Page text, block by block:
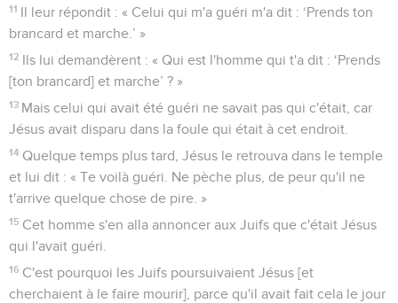
11 Il leur répondit : « Celui qui m'a guéri m'a dit : ‘Prends ton
brancard et marche.’ »
12 Ils lui demandèrent : « Qui est l'homme qui t'a dit : ‘Prends
[ton brancard] et marche’ ? »
13 Mais celui qui avait été guéri ne savait pas qui c'était, car
Jésus avait disparu dans la foule qui était à cet endroit.
14 Quelque temps plus tard, Jésus le retrouva dans le temple
et lui dit : « Te voilà guéri. Ne pèche plus, de peur qu'il ne
t'arrive quelque chose de pire. »
15 Cet homme s'en alla annoncer aux Juifs que c'était Jésus
qui l'avait guéri.
16 C'est pourquoi les Juifs poursuivaient Jésus [et
cherchaient à le faire mourir], parce qu'il avait fait cela le jour